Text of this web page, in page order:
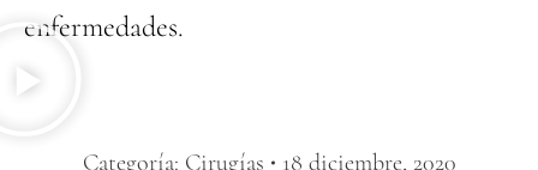
enfermedades.
Categoría: Cirugías
18 diciembre, 2020